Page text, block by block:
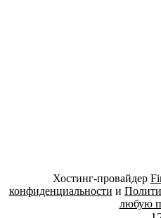
Хостинг-провайдер
конфиденциальности и
любую